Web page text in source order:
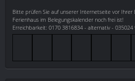
Bitte prüfen Sie auf unserer Internetseite vor Ihrer
Ferienhaus im Belegungskalender noch frei ist!
Erreichbarkeit: 0170 3816834 - alternativ - 035024